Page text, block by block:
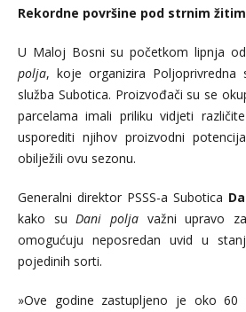
Rekordne površine pod strnim
U Maloj Bosni su početkom lipnja
polja, koje organizira Poljoprivredna
služba Subotica. Proizvođači su se
parcelama imali priliku vidjeti
usporediti njihov proizvodni
obilježili ovu sezonu.
Generalni direktor PSSS-a Subotica
kako suDani poljavažni upravo
omogućuju neposredan uvid u
pojedinih sorti.
»Ove godine zastupljeno je oko